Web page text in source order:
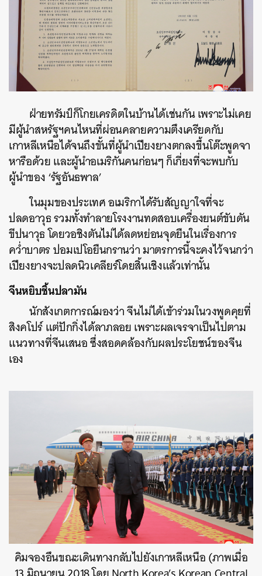
ฝ่ายทรัมป์ก็โกยเครดิตในบ้านได้เช่นกัน เพราะไม่เคย
มีผู้นำสหรัฐฯคนไหนที่ผ่อนคลายความตึงเครียดกับ
เกาหลีเหนือได้จนถึงขั้นที่ผู้นำเปียงยางตกลงขึ้นโต๊ะพูดจา
หารือด้วย และผู้นำอเมริกันคนก่อนๆ ก็เกี่ยงที่จะพบกับ
ผู้นำของ ‘รัฐอันธพาล’
ในมุมของประเทศ อเมริกาได้รับสัญญาใจที่จะ
ปลดอาวุธ รวมทั้งทำลายโรงงานทดสอบเครื่องยนต์ขับดัน
ขีปนาวุธ โดยวอชิงตันไม่ได้ลดหย่อนจุดยืนในเรื่องการ
คว่ำบาตร ปอมเปโอยืนกรานว่า มาตรการนี้จะคงไว้จนกว่า
เปียงยางจะปลดนิวเคลียร์โดยสิ้นเชิงแล้วเท่านั้น
จีนหยิบชิ้นปลามัน
นักสังเกตการณ์มองว่า จีนไม่ได้เข้าร่วมในวงพูดคุยที่
สิงคโปร์ แต่ปักกิ่งได้ลาภลอย เพราะผลเจรจาเป็นไปตาม
แนวทางที่จีนเสนอ ซึ่งสอดคล้องกับผลประโยชน์ของจีน
เอง
คิมจองอึนขณะเดินทางกลับไปยังเกาหลีเหนือ (ภาพเมื่อ
ค้นหา
SHARE TWEET LINE EMAIL